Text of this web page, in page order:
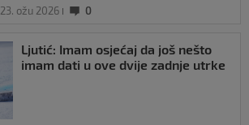
23. ožu 2026 0
Ljutić: Imam osjećaj da još nešto
imam dati u ove dvije zadnje utrke